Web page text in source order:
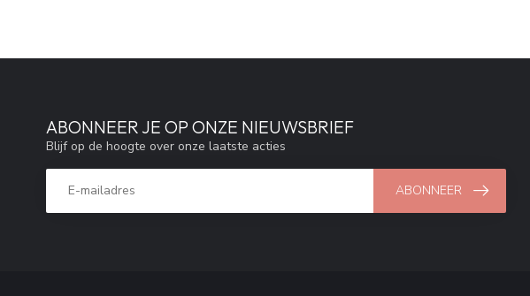
ABONNEER JE OP ONZE NIEUWSBRIEF
Blijf op de hoogte over onze laatste acties
ABONNEER